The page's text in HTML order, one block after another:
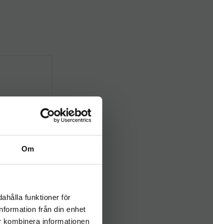
Om
funktioner för
från din enhet
informationen